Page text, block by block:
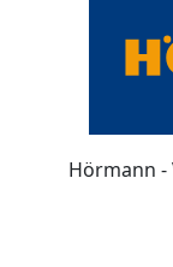
Hörmann -